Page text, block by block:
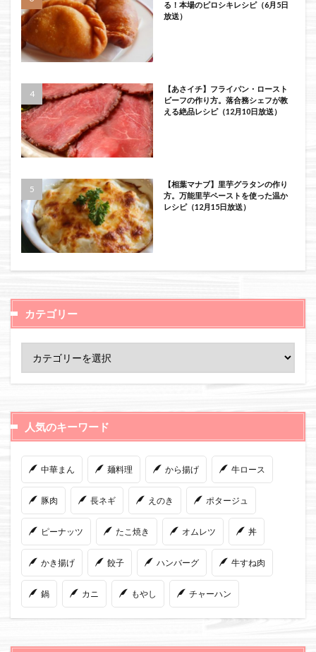
る！本場のピロシキレシピ（6月5日
放送）
【あさイチ】フライパン・ロースト
ビーフの作り方。落合務シェフが教
える絶品レシピ（12月10日放送）
【相葉マナブ】里芋グラタンの作り
方。万能里芋ペーストを使った温か
レシピ（12月15日放送）
カテゴリー
人気のキーワード
中華まん 麺料理 から揚げ 牛ロース
豚肉 長ネギ えのき ポタージュ
ピーナッツ たこ焼き オムレツ 丼
かき揚げ 餃子 ハンバーグ 牛すね肉
鍋 カニ もやし チャーハン